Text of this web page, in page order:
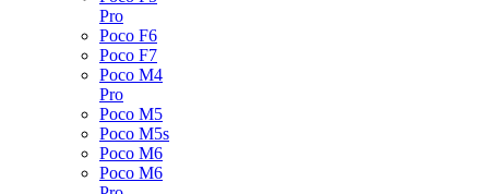
Pro
Poco F6
Poco F7
Poco M4
Pro
Poco M5
Poco M5s
Poco M6
Poco M6